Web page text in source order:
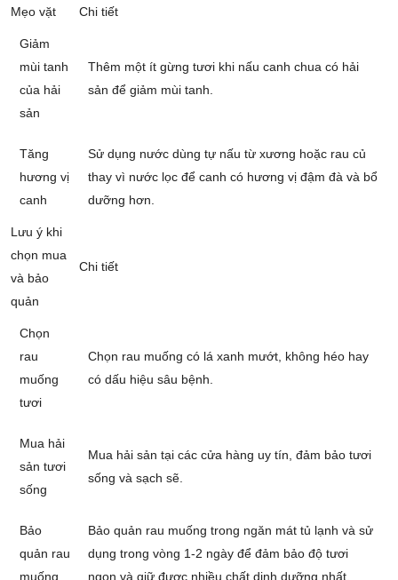
Mẹo vặt Chi tiết
Giảm
mùi tanh
của hải
sản
Thêm một ít gừng tươi khi nấu canh chua có hải
sản để giảm mùi tanh.
Tăng
hương vị
canh
Sử dụng nước dùng tự nấu từ xương hoặc rau củ
thay vì nước lọc để canh có hương vị đậm đà và bổ
dưỡng hơn.
Lưu ý khi
chọn mua
và bảo
quản
Chi tiết
Chọn
rau
muống
tươi
Chọn rau muống có lá xanh mướt, không héo hay
có dấu hiệu sâu bệnh.
Mua hải
sản tươi
sống
Mua hải sản tại các cửa hàng uy tín, đảm bảo tươi
sống và sạch sẽ.
Bảo
quản rau
muống
Bảo quản rau muống trong ngăn mát tủ lạnh và sử
dụng trong vòng 1-2 ngày để đảm bảo độ tươi
ngon và giữ được nhiều chất dinh dưỡng nhất.